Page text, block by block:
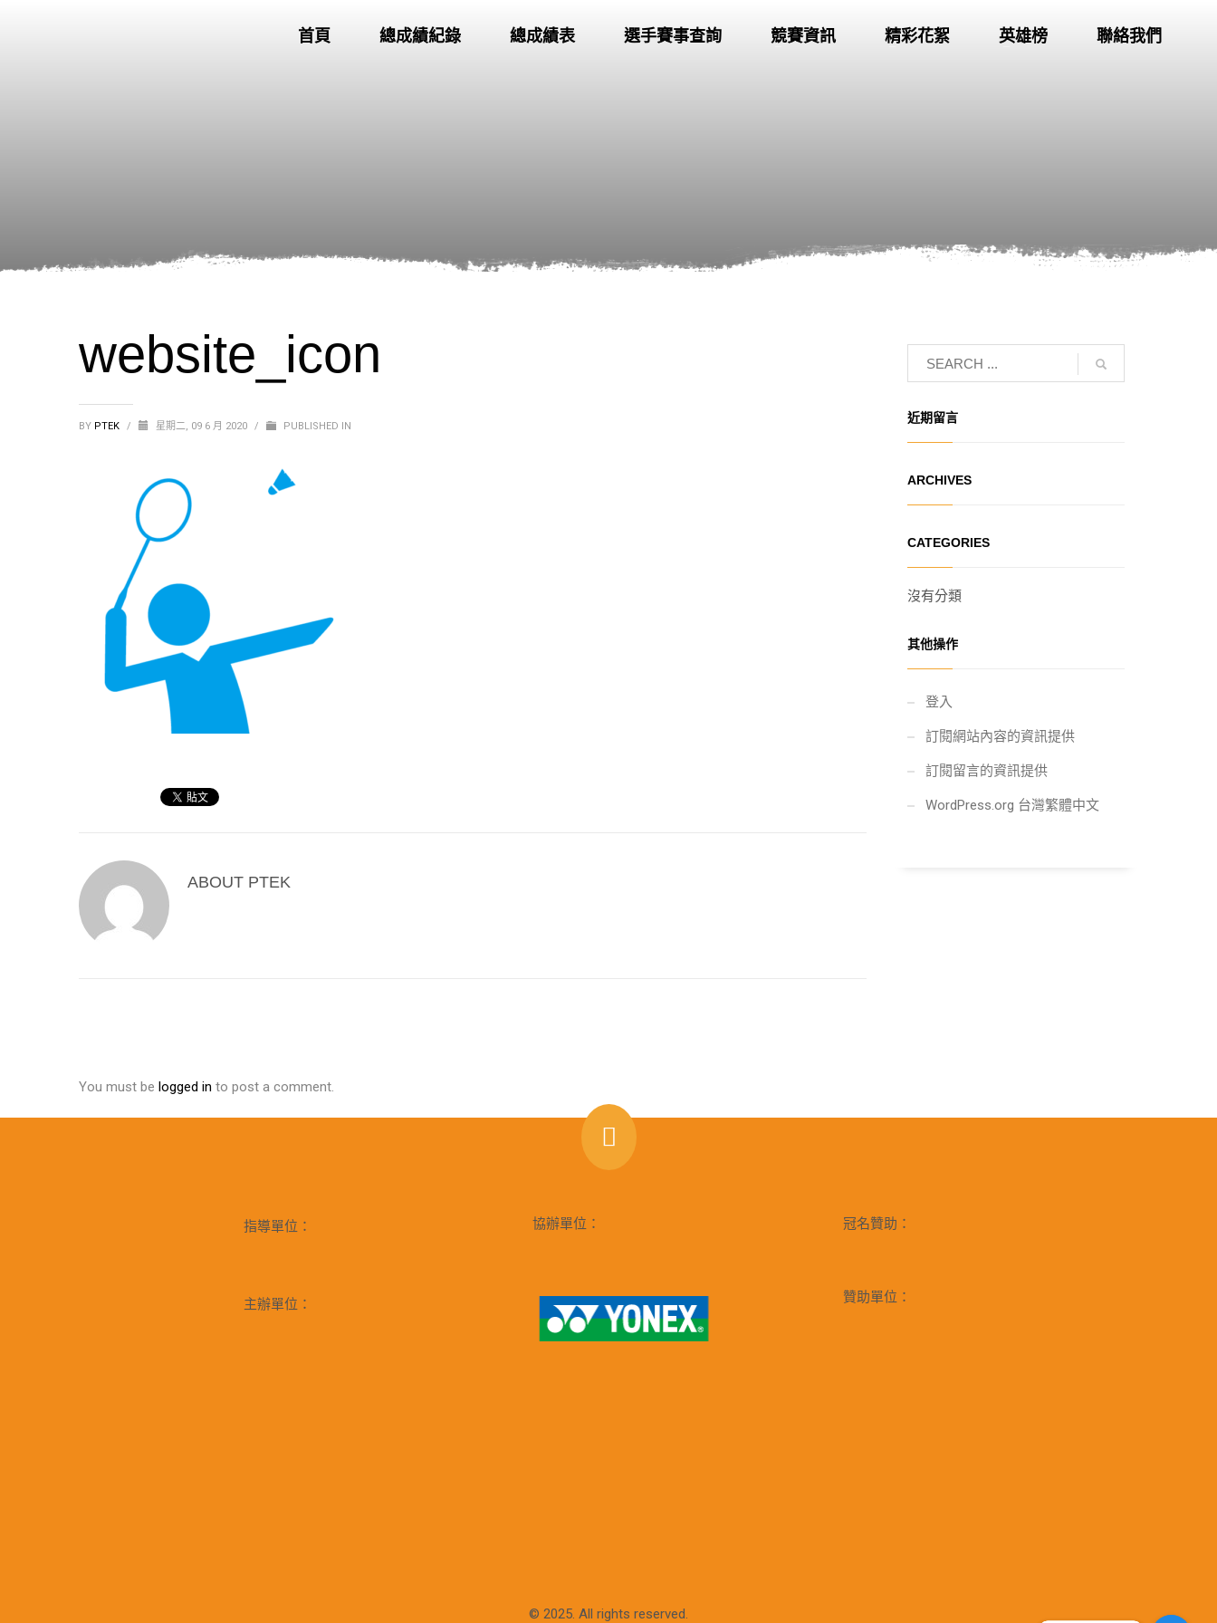
首頁 總成績紀錄 總成績表 選手賽事查詢 競賽資訊 精彩花絮 英雄榜 聯絡我們
website_icon
BY PTEK / 星期二, 09 6 月 2020 / PUBLISHED IN
ABOUT PTEK
You must be logged in to post a comment.
近期留言
ARCHIVES
CATEGORIES
沒有分類
其他操作
登入
訂閱網站內容的資訊提供
訂閱留言的資訊提供
WordPress.org 台灣繁體中文
指導單位：
主辦單位：
協辦單位： 冠名贊助：
贊助單位：
© 2025. All rights reserved.